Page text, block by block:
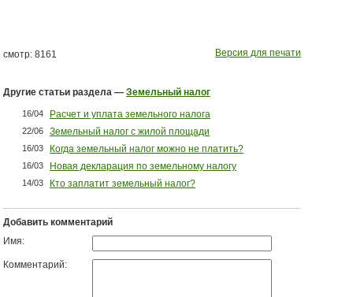
смотр: 8161 Версия для печати
Другие статьи раздела — Земельный налог
16/04 Расчет и уплата земельного налога
22/06 Земельный налог с жилой площади
16/03 Когда земельный налог можно не платить?
16/03 Новая декларация по земельному налогу
14/03 Кто заплатит земельный налог?
Добавить комментарий
Имя:
Комментарий: